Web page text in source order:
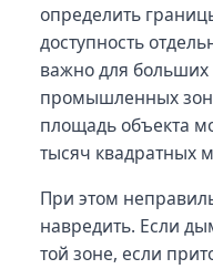
определить
доступность
важно для
промышленных
площадь объекта
тысяч квадратных
При этом
навредить. Если
той зоне, если